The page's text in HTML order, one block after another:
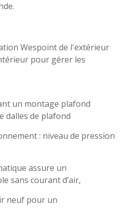
Wespoint de l'extérieur
pour gérer les
un montage plafond
dalles de plafond
: niveau de pression
assure un
sans courant d’air,
neuf pour un